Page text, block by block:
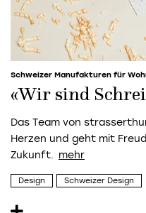
Schweizer Manufakturen für
«Wir sind
Das Team von
Herzen und geht mit
Zukunft.
Design Schweizer Design